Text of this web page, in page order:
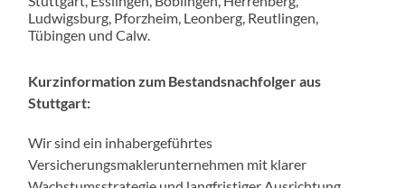
Kurzinformation zum Bestandsnachfolger aus
Stuttgart:
Wir sind ein inhabergeführtes
Versicherungsmaklerunternehmen mit klarer